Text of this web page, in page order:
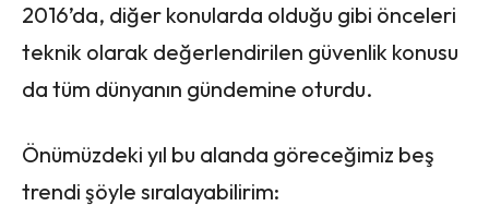
2016’da, diğer konularda olduğu gibi önceleri
teknik olarak değerlendirilen güvenlik konusu
da tüm dünyanın gündemine oturdu.
Önümüzdeki yıl bu alanda göreceğimiz beş
trendi şöyle sıralayabilirim: